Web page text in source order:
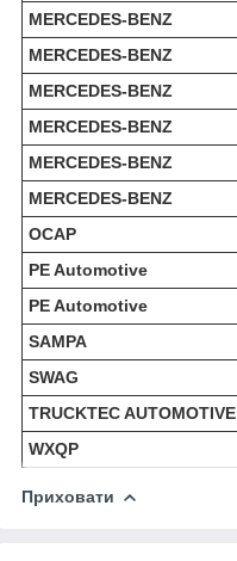
MERCEDES-BENZ
MERCEDES-BENZ
MERCEDES-BENZ
MERCEDES-BENZ
MERCEDES-BENZ
MERCEDES-BENZ
OCAP
PE Automotive
PE Automotive
SAMPA
SWAG
TRUCKTEC AUTOMOTIVE
WXQP
Приховати